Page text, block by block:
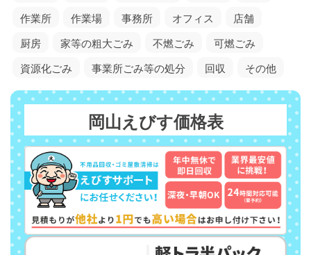
作業所 作業場 事務所 オフィス 店舗
厨房 家等の粗大ごみ 不燃ごみ 可燃ごみ
資源化ごみ 事業所ごみ等の処分 回収 その他
岡山えびす価格表